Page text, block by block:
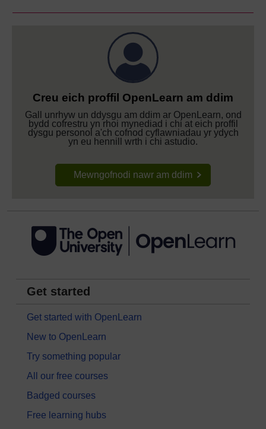
Creu eich proffil OpenLearn am ddim
Gall unrhyw un ddysgu am ddim ar OpenLearn, ond
bydd cofrestru yn rhoi mynediad i chi at eich proffil
dysgu personol a'ch cofnod cyflawniadau yr ydych
yn eu hennill wrth i chi astudio.
Mewngofnodi nawr am ddim
Get started
Get started with OpenLearn
New to OpenLearn
Try something popular
All our free courses
Badged courses
Free learning hubs